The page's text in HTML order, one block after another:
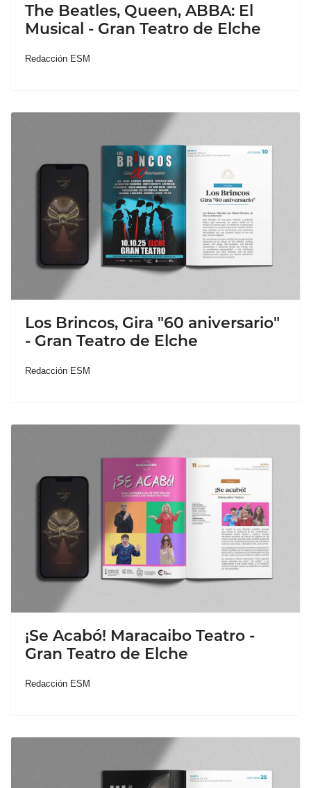
The Beatles, Queen, ABBA: El
Musical - Gran Teatro de Elche
Redacción ESM
Los Brincos, Gira "60 aniversario"
- Gran Teatro de Elche
Redacción ESM
¡Se Acabó! Maracaibo Teatro -
Gran Teatro de Elche
Redacción ESM